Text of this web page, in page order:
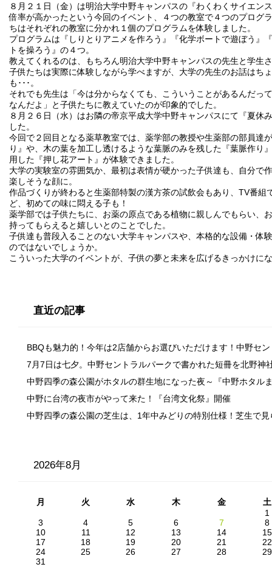
８月２１日（金）は明治大学中野キャンパスの『わくわくサイエン
倍率が高かったという今回のイベント、４つの教室で４つのプログ
ちはそれぞれの教室に分かれ１個のプログラムを体験しました。
プログラムは『しりとりアニメを作ろう』『化学ボートで遊ぼう』
トを操ろう』の４つ。
教えてくれるのは、もちろん明治大学中野キャンパスの先生と学生
子供たちは実際に体験しながら学べますが、大学の先生のお話はち
も･･･。
それでも先生は「今は分からなくても、こういうことがあるんだっ
なんだよ」と子供たちに教えていたのが印象的でした。
８月２６日（水）はお隣の帝京平成大学中野キャンパスにて『夏休
した。
今回で２回目となる薬草教室では、薬学部の教授や生薬部の部員達
り』や、木の葉を加工し透けるような葉脈のみを残した『葉脈作り
用した『押し花アート』が体験できました。
大学の実験室の雰囲気か、最初は表情が硬かった子供達も、自分で
楽しそうな顔に。
作品づくりが終わると生薬部特製の漢方茶の試飲会もあり、TV番組
ど、初めての味に悶える子も！
薬学部では子供たちに、お薬の原点である植物に親しんでもらい、
持ってもらえると嬉しいとのことでした。
子供達も普段入ることのない大学キャンパスや、本格的な設備・体
のではないでしょうか。
こういった大学のイベントが、子供の夢と未来を広げるきっかけに
直近の記事
BBQも魅力的！今年は2店舗からお選びいただけます！中野セ
7月7日は七夕。中野セントラルパークで書かれた短冊を北野神
中野四季の森公園がホタルの群生地になった夜～『中野ホタル
中野に台湾の夜市がやって来た！『台湾文化祭』開催
中野四季の森公園の芝生は、1年中みどりの特別仕様！芝生で
2026年8月
月 火 水 木 金
土
1
3
4 5 6 7
8
10
11 12 13 14
15
17
18 19 20 21
22
24
25 26 27 28
29
31